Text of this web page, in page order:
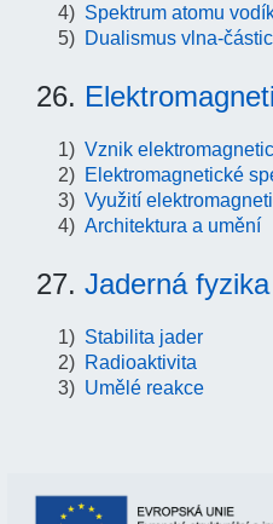
Spektrum atomu
Dualismus vlna-
26.
Vznik
Elektromagnetické
Využití
Architektura a umění
27. Jaderná fyzika
Stabilita jader
Radioaktivita
Umělé reakce